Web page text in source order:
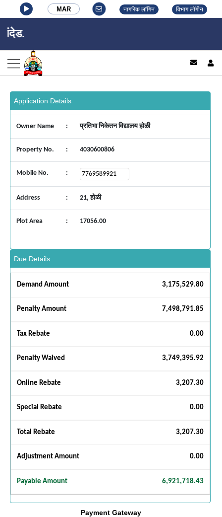
MAR नागरिक लॉगिन विभाग लॉगीन
Application Details
Owner Name : प्रतिभा निकेतन विद्यालय होळी
Property No. : 4030600806
Mobile No. :
Address : 21, होळी
Plot Area : 17056.00
Due Details
Demand Amount 3,175,529.80
Penalty Amount 7,498,791.85
Tax Rebate 0.00
Penalty Waived 3,749,395.92
Online Rebate 3,207.30
Special Rebate 0.00
Total Rebate 3,207.30
Adjustment Amount 0.00
Payable Amount 6,921,718.43
Payment Gateway